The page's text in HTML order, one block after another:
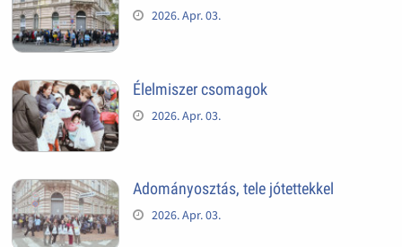
2026. Apr. 03.
Élelmiszer csomagok
2026. Apr. 03.
Adományosztás, tele jótettekkel
2026. Apr. 03.